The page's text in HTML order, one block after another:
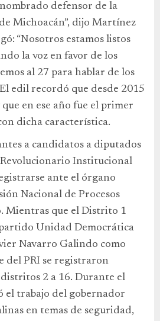
nombrado defensor de la
Michoacán”, dijo Martínez
“Nosotros estamos listos
la voz en favor de los
al 27 para hablar de los
edil recordó que desde 2015
en ese año fue el primer
dicha característica.
a candidatos a diputados
Institucional
ante el órgano
Nacional de Procesos
Mientras que el Distrito 1
Unidad Democrática
Navarro Galindo como
del PRI se registraron
2 a 16. Durante el
el trabajo del gobernador
en temas de seguridad,